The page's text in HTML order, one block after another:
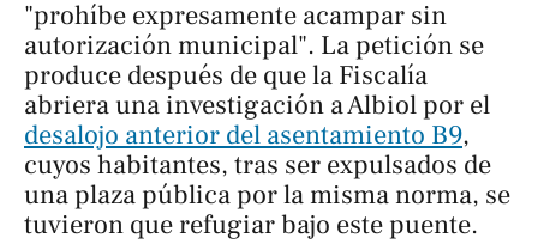
"prohíbe expresamente acampar sin
autorización municipal". La petición se
produce después de que la Fiscalía
abriera una investigación a Albiol por el
desalojo anterior del asentamiento B9,
cuyos habitantes, tras ser expulsados de
una plaza pública por la misma norma, se
tuvieron que refugiar bajo este puente.